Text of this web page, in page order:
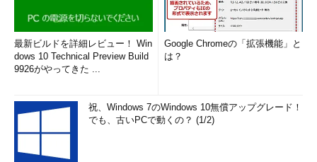
最新ビルドを詳細レビュー！ Win
dows 10 Technical Preview Build
9926がやってきた ...
Google Chromeの「拡張機能」と
は？
祝、Windows 7のWindows 10無償アップグレード！
でも、古いPCで動くの？ (1/2)